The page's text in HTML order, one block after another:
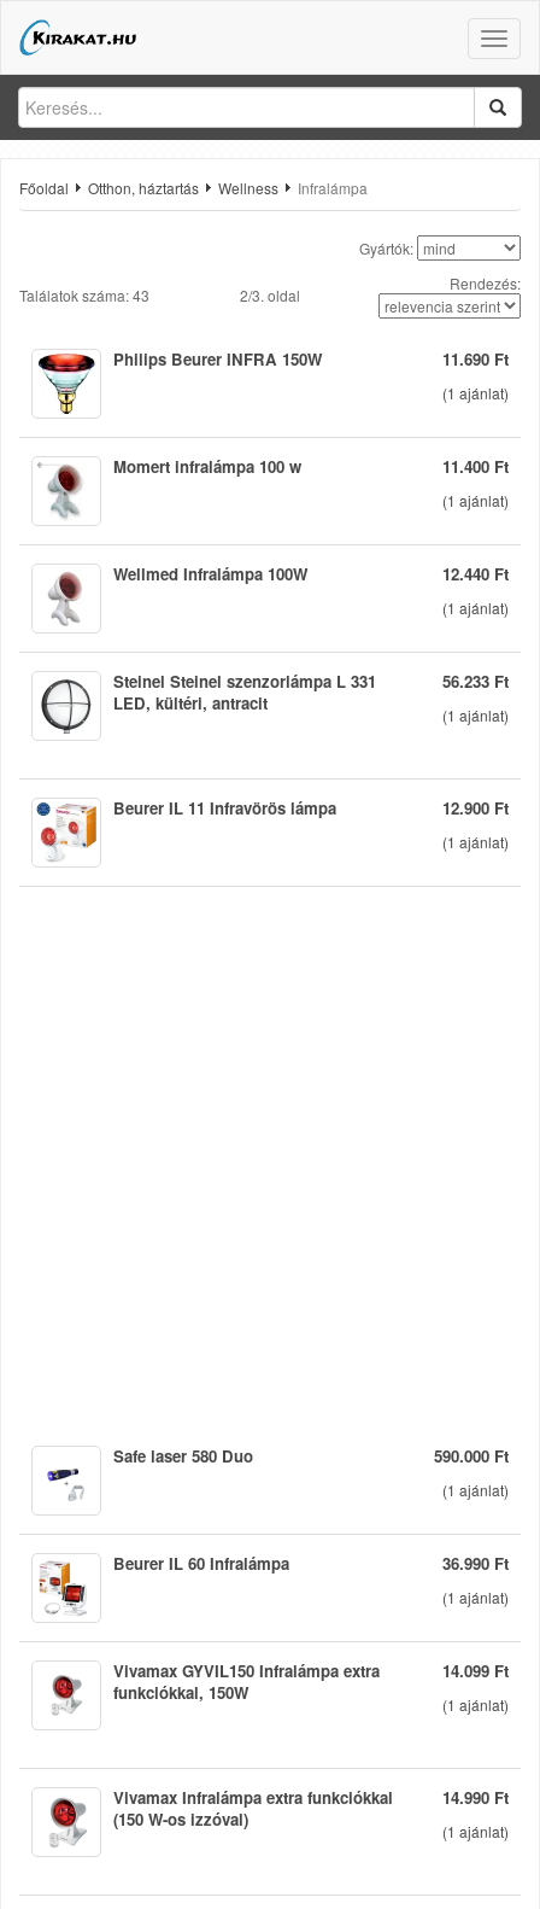
Toggle
Főoldal Otthon, háztartás Wellness Infralámpa
Gyártók:
Találatok száma: 43 2/3. oldal
Rendezés:
11.690 Ft
(1 ajánlat)
Philips Beurer INFRA 150W
11.400 Ft
(1 ajánlat)
Momert infralámpa 100 w
12.440 Ft
(1 ajánlat)
Wellmed Infralámpa 100W
56.233 Ft
(1 ajánlat)
Steinel Steinel szenzorlámpa L 331
LED, kültéri, antracit
12.900 Ft
(1 ajánlat)
Beurer IL 11 Infravörös lámpa
590.000 Ft
(1 ajánlat)
Safe laser 580 Duo
36.990 Ft
(1 ajánlat)
Beurer IL 60 Infralámpa
14.099 Ft
(1 ajánlat)
Vivamax GYVIL150 Infralámpa extra
funkciókkal, 150W
14.990 Ft
(1 ajánlat)
Vivamax Infralámpa extra funkciókkal
(150 W-os izzóval)